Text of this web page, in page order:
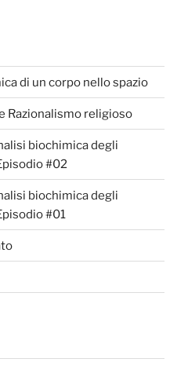
di un corpo nello spazio
Razionalismo religioso
biochimica degli
#02
biochimica degli
#01